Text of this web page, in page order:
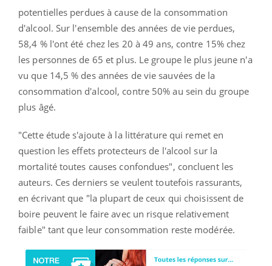
potentielles perdues à cause de la consommation
d'alcool. Sur l'ensemble des années de vie perdues,
58,4 % l'ont été chez les 20 à 49 ans, contre 15% chez
les personnes de 65 et plus. Le groupe le plus jeune n'a
vu que 14,5 % des années de vie sauvées de la
consommation d'alcool, contre 50% au sein du groupe
plus âgé.
"Cette étude s'ajoute à la littérature qui remet en
question les effets protecteurs de l'alcool sur la
mortalité toutes causes confondues", concluent les
auteurs. Ces derniers se veulent toutefois rassurants,
en écrivant que "la plupart de ceux qui choisissent de
boire peuvent le faire avec un risque relativement
faible" tant que leur consommation reste modérée.